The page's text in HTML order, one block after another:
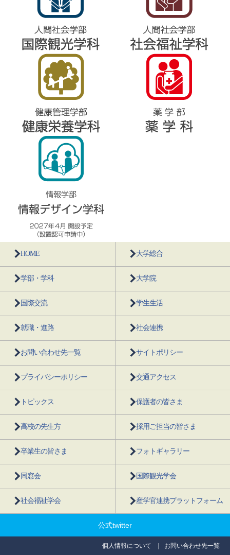
HOME 大学総合
学部・学科 大学院
国際交流 学生生活
就職・進路 社会連携
お問い合わせ先一覧 サイトポリシー
プライバシーポリシー 交通アクセス
トピックス 保護者の皆さま
高校の先生方 採用ご担当の皆さま
卒業生の皆さま フォトギャラリー
同窓会 国際観光学会
社会福祉学会 産学官連携プラットフォーム
公式twitter
個人情報について お問い合わせ先一覧